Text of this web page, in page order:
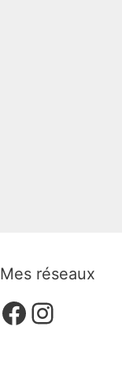
Mes réseaux
Facebook